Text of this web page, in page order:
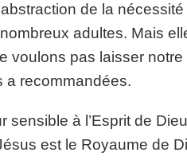
de la
adultes. Mais
voulons pas laisser
a recommandées.
à l’Esprit de
est le Royaume de